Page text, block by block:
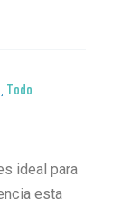
, Todo
ideal para
esta